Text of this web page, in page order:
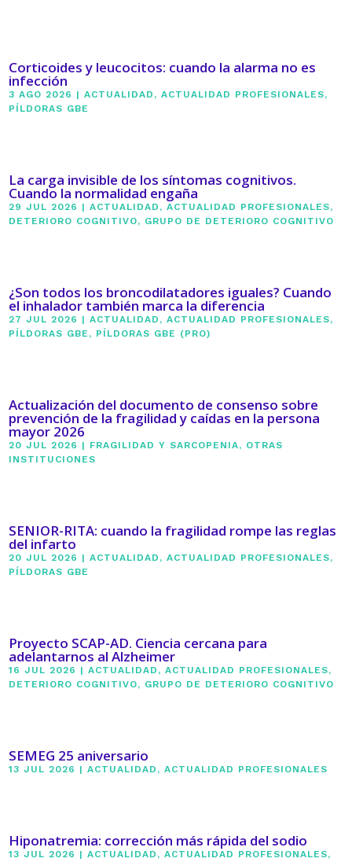
Corticoides y leucocitos: cuando la alarma no es
infección
3 AGO 2026 |ACTUALIDAD ,ACTUALIDAD PROFESIONALES,
PÍLDORAS GBE
La carga invisible de los síntomas cognitivos.
Cuando la normalidad engaña
29 JUL 2026 |ACTUALIDAD ,ACTUALIDAD PROFESIONALES,
DETERIORO COGNITIVO, GRUPO DE DETERIORO COGNITIVO
¿Son todos los broncodilatadores iguales? Cuando
el inhalador también marca la diferencia
27 JUL 2026 |ACTUALIDAD ,ACTUALIDAD PROFESIONALES,
PÍLDORAS GBE , PÍLDORAS GBE (PRO)
Actualización del documento de consenso sobre
prevención de la fragilidad y caídas en la persona
mayor 2026
20 JUL 2026 | FRAGILIDAD Y SARCOPENIA, OTRAS
INSTITUCIONES
SENIOR-RITA: cuando la fragilidad rompe las reglas
del infarto
20 JUL 2026 |ACTUALIDAD ,ACTUALIDAD PROFESIONALES,
PÍLDORAS GBE
Proyecto SCAP-AD. Ciencia cercana para
adelantarnos al Alzheimer
16 JUL 2026 |ACTUALIDAD ,ACTUALIDAD PROFESIONALES,
DETERIORO COGNITIVO, GRUPO DE DETERIORO COGNITIVO
SEMEG 25 aniversario
13 JUL 2026 |ACTUALIDAD ,ACTUALIDAD PROFESIONALES
Hiponatremia: corrección más rápida del sodio
13 JUL 2026 |ACTUALIDAD ,ACTUALIDAD PROFESIONALES,